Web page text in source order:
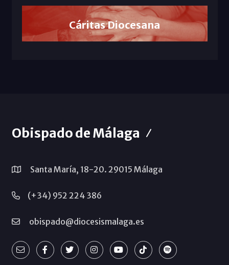
Cáritas Diocesana
Obispado de Málaga
Santa María, 18-20. 29015 Málaga
(+34) 952 224 386
obispado@diocesismalaga.es